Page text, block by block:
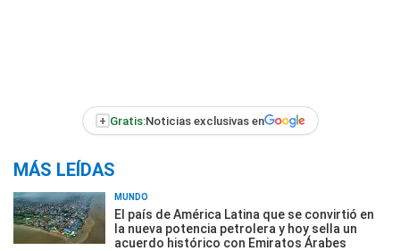
+ Gratis:Noticias exclusivas en
MÁS LEÍDAS
MUNDO
El país de América Latina que se convirtió en
la nueva potencia petrolera y hoy sella un
acuerdo histórico con Emiratos Árabes